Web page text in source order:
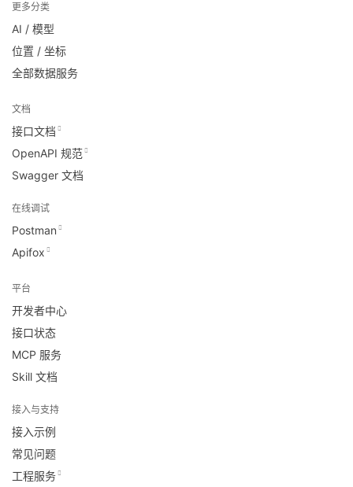
更多分类
AI / 模型
位置 / 坐标
全部数据服务
文档
接口文档
OpenAPI 规范
Swagger 文档
在线调试
Postman
Apifox
平台
开发者中心
接口状态
MCP 服务
Skill 文档
接入与支持
接入示例
常见问题
工程服务